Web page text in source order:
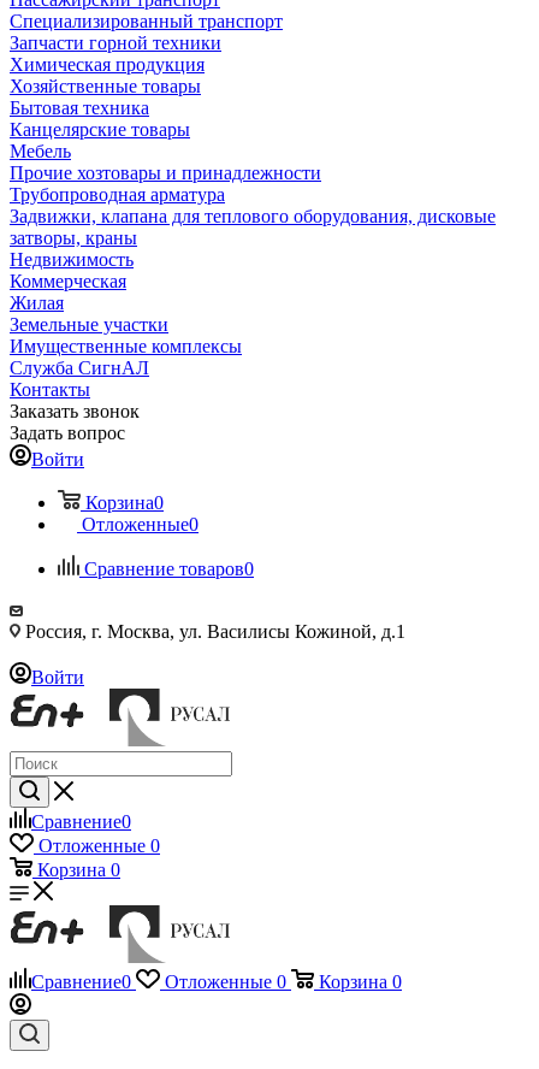
Специализированный транспорт
Запчасти горной техники
Химическая продукция
Хозяйственные товары
Бытовая техника
Канцелярские товары
Мебель
Прочие хозтовары и принадлежности
Трубопроводная арматура
Задвижки, клапана для теплового оборудования, дисковые
затворы, краны
Недвижимость
Коммерческая
Жилая
Земельные участки
Имущественные комплексы
Служба СигнАЛ
Контакты
Заказать звонок
Задать вопрос
Войти
Корзина0
Отложенные0
Сравнение товаров0
Россия, г. Москва, ул. Василисы Кожиной, д.1
Войти
Сравнение0
Отложенные 0
Корзина 0
Сравнение0 Отложенные 0 Корзина 0